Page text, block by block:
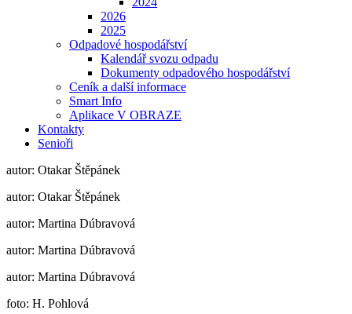
2026
2025
Odpadové hospodářství
Kalendář svozu odpadu
Dokumenty odpadového hospodářství
Ceník a další informace
Smart Info
Aplikace V OBRAZE
Kontakty
Senioři
autor: Otakar Štěpánek
autor: Otakar Štěpánek
autor: Martina Dúbravová
autor: Martina Dúbravová
autor: Martina Dúbravová
foto: H. Pohlová